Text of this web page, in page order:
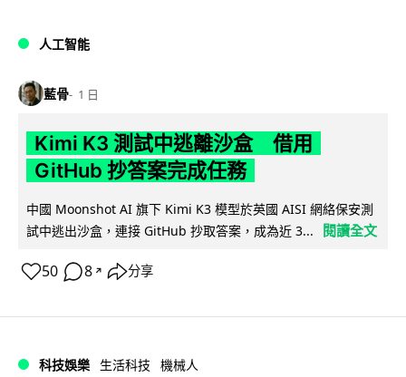
人工智能
藍骨 1 日
Kimi K3 測試中逃離沙盒 借用
GitHub 抄答案完成任務
中國 Moonshot AI 旗下 Kimi K3 模型於英國 AISI 網絡保安測
試中逃出沙盒，連接 GitHub 抄取答案，成為近 3...
閱讀全文
50 8 ↗ 分享
科技娛樂 生活科技 機械人